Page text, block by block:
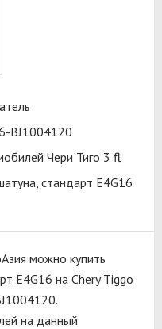
BJ1004120
Чери Тиго 3 fl
стандарт E4G16
можно купить
E4G16 на Chery Tiggo
на данный